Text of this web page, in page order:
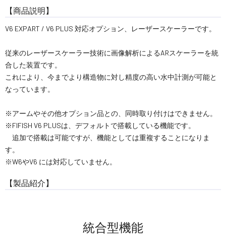
【商品説明】
V6 EXPART / V6 PLUS 対応オプション、レーザースケーラーです。
従来のレーザースケーラー技術に画像解析によるARスケーラーを統
合した装置です。
これにより、今までより構造物に対し精度の高い水中計測が可能と
なっています。
※アームやその他オプション品との、同時取り付けはできません。
※FIFISH V6 PLUSは、デフォルトで搭載している機能です。
追加で搭載は可能ですが、機能としては重複することになりま
す。
※W6やV6 には対応していません。
【製品紹介】
統合型機能